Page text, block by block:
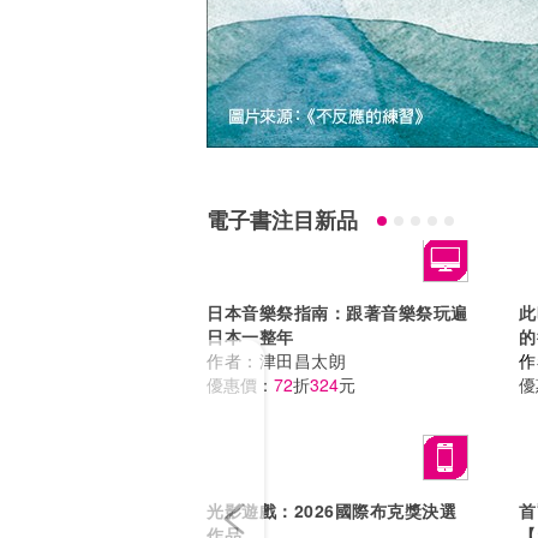
電子書注目新品
日本音樂祭指南：跟著音樂祭玩遍
日本一整年
作者： 津田昌太朗
優惠價： 72折324元
光影遊戲：2026國際布克獎決選
Previous